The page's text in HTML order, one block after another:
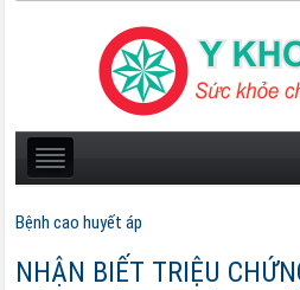
Bệnh cao huyết áp
NHẬN BIẾT TRIỆU